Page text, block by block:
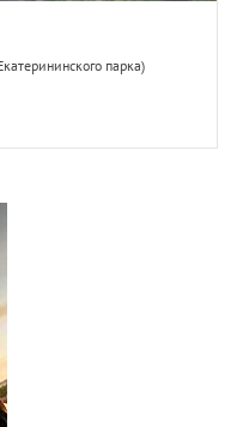
парка)